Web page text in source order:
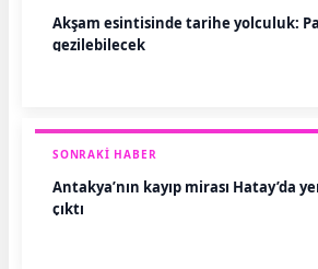
Akşam esintisinde tarihe yolculuk:
gezilebilecek
SONRAKI HABER
Antakya’nın kayıp mirası Hatay’da
çıktı